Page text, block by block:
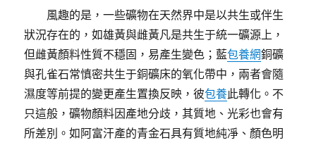
風趣的是，一些礦物在天然界中是以共生或伴生
狀況存在的，如雄黃與雌黃凡是共生于統一礦源上，
但雌黃顏料性質不穩固，易產生變色；藍包養網銅礦
與孔雀石常慎密共生于銅礦床的氧化帶中，兩者會隨
濕度等前提的變更產生置換反映，彼包養此轉化。不
只這般，礦物顏料因產地分歧，其質地、光彩也會有
所差別。如阿富汗產的青金石具有質地純凈、顏色明